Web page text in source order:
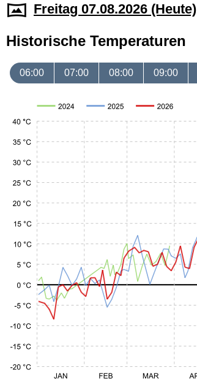
Freitag 07.08.2026 (Heute)
Historische Temperaturen
06:00 07:00 08:00 09:00